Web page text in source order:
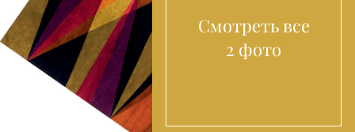
Смотреть все
2 фото